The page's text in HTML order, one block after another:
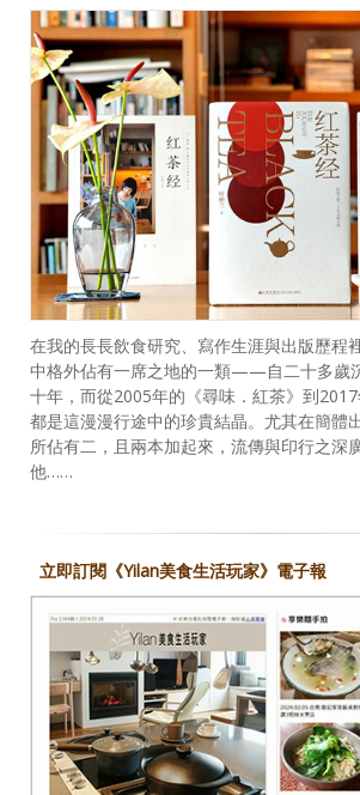
在我的長長飲食研究、寫作生涯與出版歷程
中格外佔有一席之地的一類——自二十多歲
十年，而從2005年的《尋味．紅茶》到2017
都是這漫漫行途中的珍貴結晶。尤其在簡體
所佔有二，且兩本加起來，流傳與印行之深
他……
立即訂閱《Yilan美食生活玩家》電子報